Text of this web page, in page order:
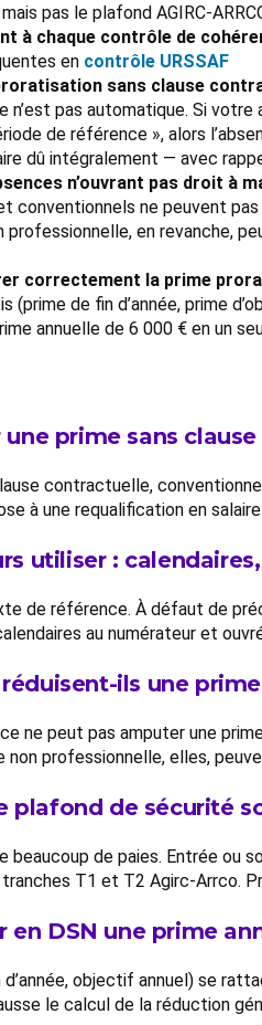
pas le plafond AGIRC-
à chaque contrôle de
en contrôle URSSAF
sans clause
n’est pas automatique. Si
de référence », alors
dû intégralement — avec
n’ouvrant pas droit à
conventionnels ne peuvent
professionnelle, en revanche,
correctement la prime
(prime de fin d’année, prime
annuelle de 6 000 € en un
prime sans
contractuelle,
à une requalification en
utiliser :
de référence. À défaut de
au numérateur et
ils une
ne peut pas amputer une
non professionnelle, elles,
plafond de sécurité
beaucoup de paies. Entrée
T1 et T2 Agirc-Arrco.
en DSN une prime
objectif annuel) se
le calcul de la réduction